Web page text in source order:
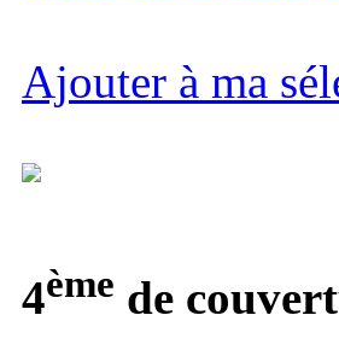
Ajouter à ma
4ème de